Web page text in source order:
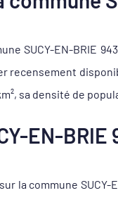
SUCY-EN-BRIE
recensement
sa densité de
EN-
la commune